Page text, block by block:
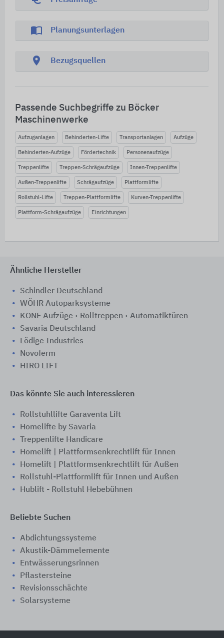
import_contacts Planungsunterlagen
location_on Bezugsquellen
Passende Suchbegriffe zu Böcker
Maschinenwerke
Aufzuganlagen Behinderten-Lifte Transportanlagen Aufzüge
Behinderten-Aufzüge Fördertechnik Personenaufzüge
Treppenlifte Treppen-Schrägaufzüge Innen-Treppenlifte
Außen-Treppenlifte Schrägaufzüge Plattformlifte
Rollstuhl-Lifte Treppen-Plattformlifte Kurven-Treppenlifte
Plattform-Schrägaufzüge Einrichtungen
Ähnliche Hersteller
Schindler Deutschland
WÖHR Autoparksysteme
KONE Aufzüge · Rolltreppen · Automatiktüren
Savaria Deutschland
Lödige Industries
Novoferm
HIRO LIFT
Das könnte Sie auch interessieren
Rollstuhllifte Garaventa Lift
Homelifte by Savaria
Treppenlifte Handicare
Homelift | Plattformsenkrechtlift für Innen
Homelift | Plattformsenkrechtlift für Außen
Rollstuhl-Plattformlift für Innen und Außen
Hublift - Rollstuhl Hebebühnen
Beliebte Suchen
Abdichtungssysteme
Akustik-Dämmelemente
Entwässerungsrinnen
Pflastersteine
Revisionsschächte
Solarsysteme